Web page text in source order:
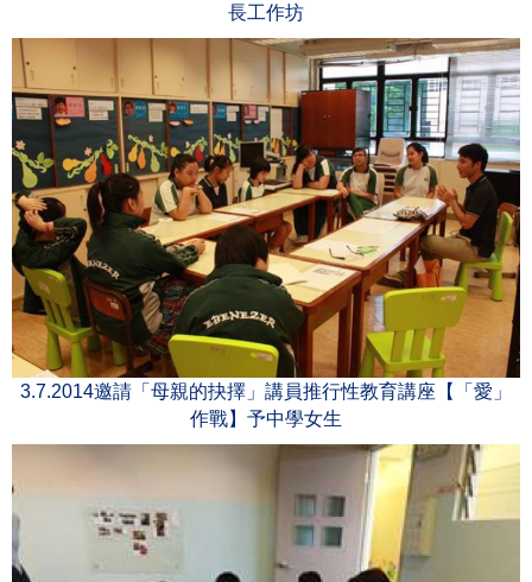
長工作坊
3.7.2014邀請「母親的抉擇」講員推行性教育講座【「愛」
作戰】予中學女生